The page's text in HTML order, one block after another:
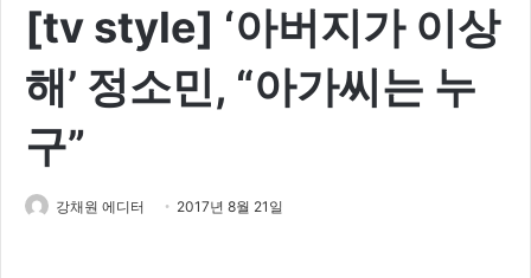
[tv style] ‘아버지가 이상
해’ 정소민, “아가씨는 누
구”
강채원 에디터 2017년 8월 21일